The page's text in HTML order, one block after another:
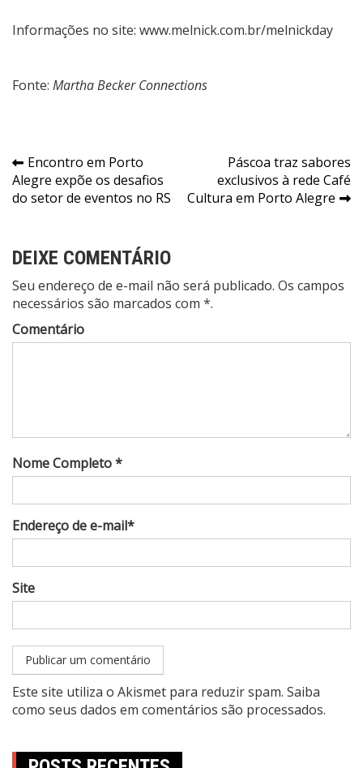
Informações no site: www.melnick.com.br/melnickday
Fonte: Martha Becker Connections
Navegação
de
Encontro em Porto
Alegre expõe os desafios
do setor de eventos no RS
Páscoa traz sabores
exclusivos à rede Café
Cultura em Porto Alegre
DEIXE COMENTÁRIO
Seu endereço de e-mail não será publicado. Os campos
necessários são marcados com *.
Comentário
Nome Completo *
Endereço de e-mail*
Site
Este site utiliza o Akismet para reduzir spam. Saiba
como seus dados em comentários são processados.